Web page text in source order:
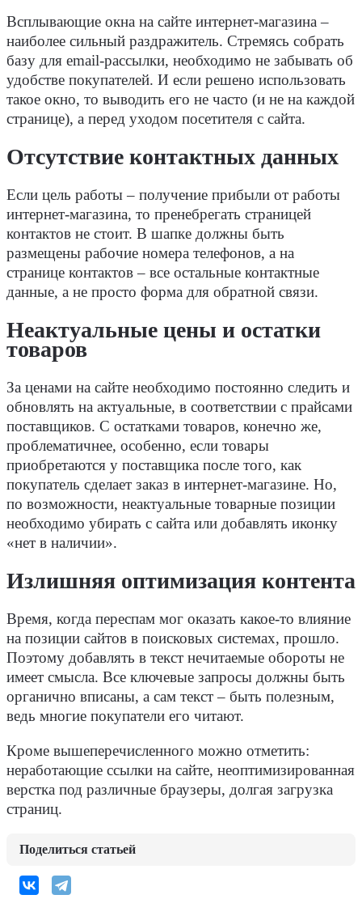
Всплывающие окна на сайте интернет-магазина –
наиболее сильный раздражитель. Стремясь собрать
базу для email-рассылки, необходимо не забывать об
удобстве покупателей. И если решено использовать
такое окно, то выводить его не часто (и не на каждой
странице), а перед уходом посетителя с сайта.
Отсутствие контактных данных
Если цель работы – получение прибыли от работы
интернет-магазина, то пренебрегать страницей
контактов не стоит. В шапке должны быть
размещены рабочие номера телефонов, а на
странице контактов – все остальные контактные
данные, а не просто форма для обратной связи.
Неактуальные цены и остатки
товаров
За ценами на сайте необходимо постоянно следить и
обновлять на актуальные, в соответствии с прайсами
поставщиков. С остатками товаров, конечно же,
проблематичнее, особенно, если товары
приобретаются у поставщика после того, как
покупатель сделает заказ в интернет-магазине. Но,
по возможности, неактуальные товарные позиции
необходимо убирать с сайта или добавлять иконку
«нет в наличии».
Излишняя оптимизация контента
Время, когда переспам мог оказать какое-то влияние
на позиции сайтов в поисковых системах, прошло.
Поэтому добавлять в текст нечитаемые обороты не
имеет смысла. Все ключевые запросы должны быть
органично вписаны, а сам текст – быть полезным,
ведь многие покупатели его читают.
Кроме вышеперечисленного можно отметить:
неработающие ссылки на сайте, неоптимизированная
верстка под различные браузеры, долгая загрузка
страниц.
Поделиться статьей